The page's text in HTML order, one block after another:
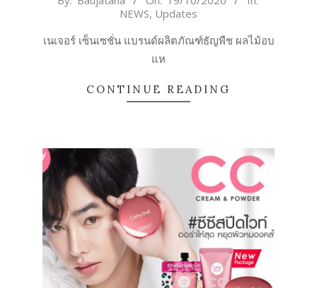
NEWS, Updates
เนเจอร์ เซ็นเซชั่น แบรนด์ผลิตภัณฑ์ธัญพืช ผลไม้อบ
แห
CONTINUE READING